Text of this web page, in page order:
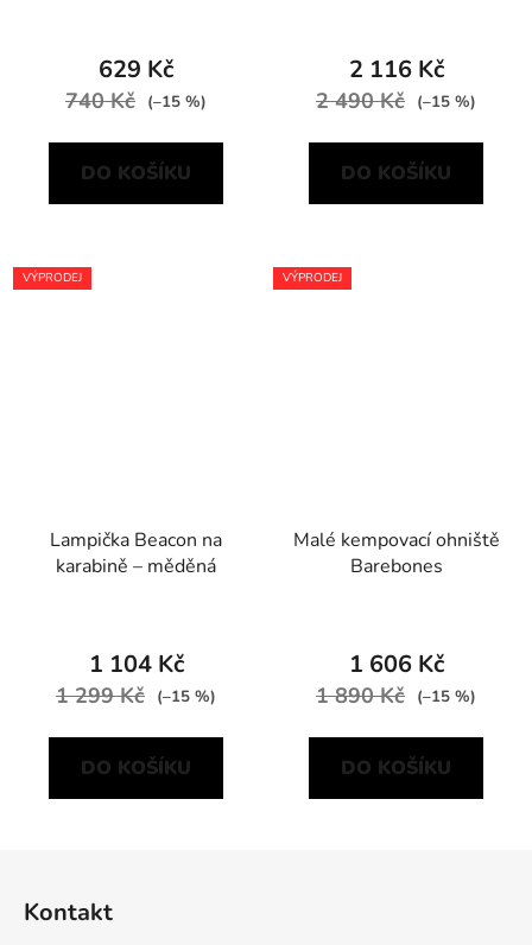
629 Kč
740 Kč (–15 %)
DO KOŠÍKU
2 116 Kč
2 490 Kč (–15 %)
DO KOŠÍKU
VÝPRODEJ
Lampička Beacon na
karabině – měděná
1 104 Kč
1 299 Kč (–15 %)
DO KOŠÍKU
VÝPRODEJ
Malé kempovací ohniště
Barebones
1 606 Kč
1 890 Kč (–15 %)
DO KOŠÍKU
Kontakt